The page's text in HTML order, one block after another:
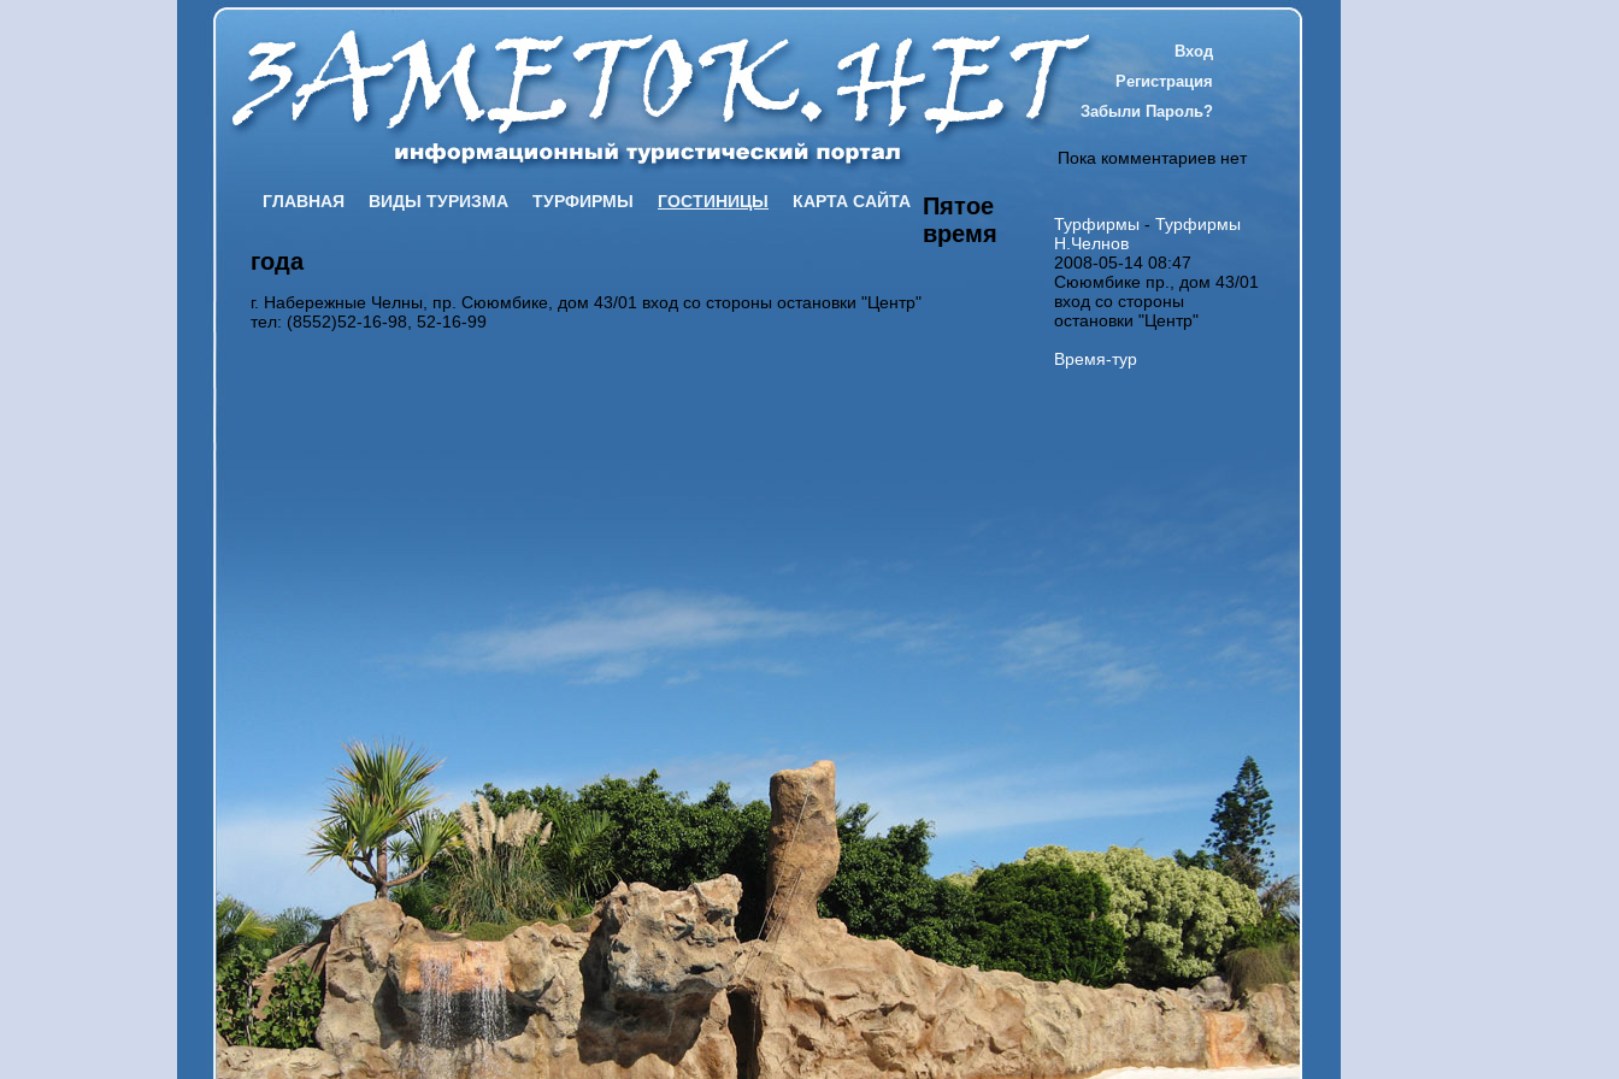
Вход
Регистрация
Забыли Пароль?
ГЛАВНАЯ ВИДЫ ТУРИЗМА ТУРФИРМЫ ГОСТИНИЦЫ КАРТА САЙТА
Пятое
время
года
г. Набережные Челны, пр. Сююмбике, дом 43/01 вход со стороны остановки "Центр"
тел: (8552)52-16-98, 52-16-99
Пока комментариев нет
Турфирмы - Турфирмы
Н.Челнов
2008-05-14 08:47
Сююмбике пр., дом 43/01
вход со стороны
остановки "Центр"
Время-тур